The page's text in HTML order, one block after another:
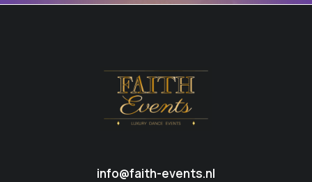
info@faith-events.nl